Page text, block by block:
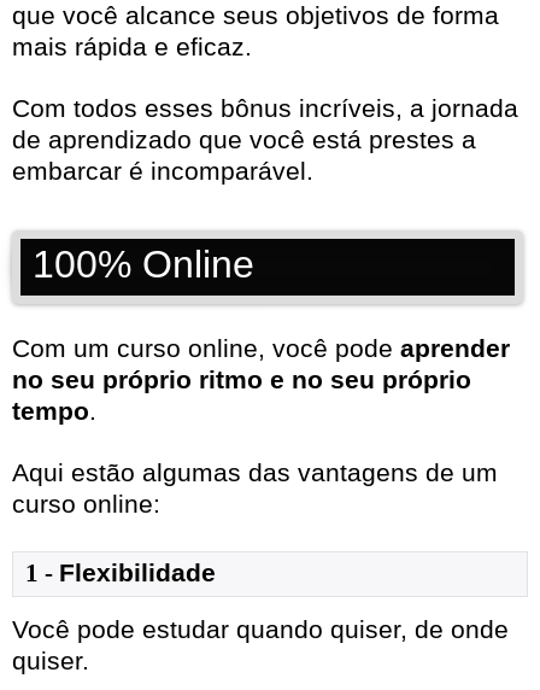
que você alcance seus objetivos de forma
mais rápida e eficaz.
Com todos esses bônus incríveis, a jornada
de aprendizado que você está prestes a
embarcar é incomparável.
100% Online
Com um curso online, você pode aprender
no seu próprio ritmo e no seu próprio
tempo.
Aqui estão algumas das vantagens de um
curso online:
1 - Flexibilidade
Você pode estudar quando quiser, de onde
quiser.